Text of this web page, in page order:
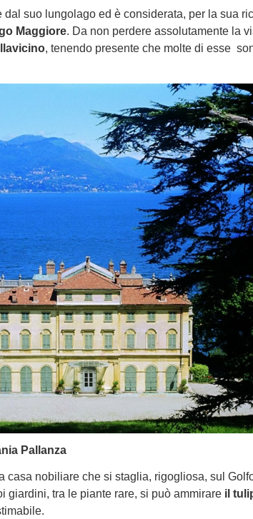
dal suo lungolago ed è considerata, per la sua
Maggiore. Da non perdere assolutamente la
, tenendo presente che molte di esse
Pallanza
casa nobiliare che si staglia, rigogliosa, sul
tra le piante rare, si può ammirare il